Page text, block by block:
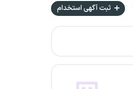
ثبت آگهی استخدام